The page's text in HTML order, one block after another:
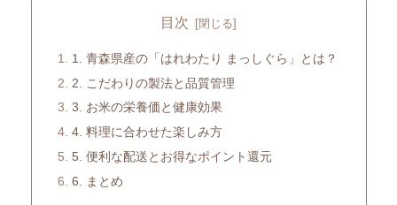
目次
1. 青森県産の「はれわたり まっしぐら」とは？
2. こだわりの製法と品質管理
3. お米の栄養価と健康効果
4. 料理に合わせた楽しみ方
5. 便利な配送とお得なポイント還元
6. まとめ